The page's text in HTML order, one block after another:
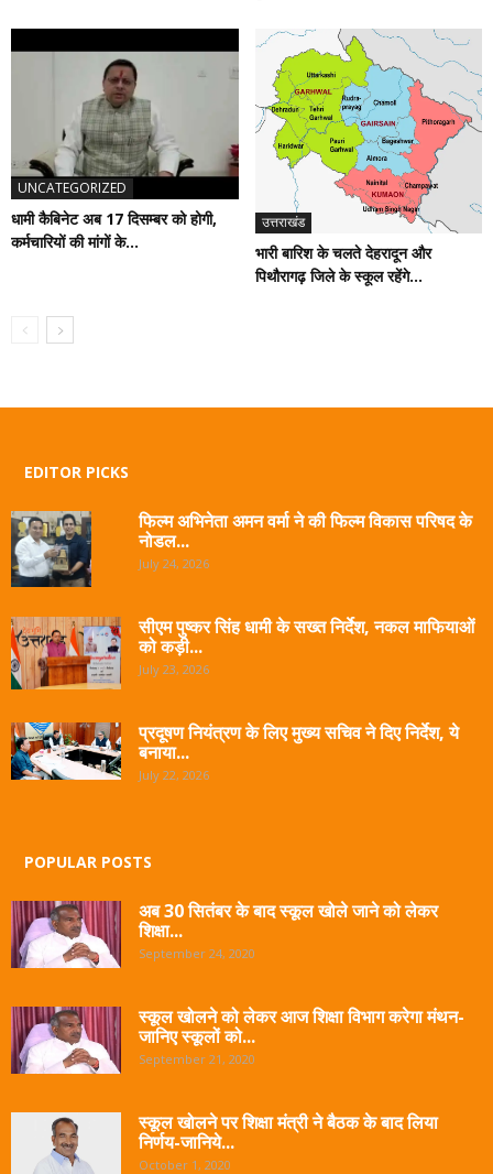
UNCATEGORIZED
धामी कैबिनेट अब 17 दिसम्बर को होगी,
कर्मचारियों की मांगों के...
उत्तराखंड
भारी बारिश के चलते देहरादून और
पिथौरागढ़ जिले के स्कूल रहेंगे...
EDITOR PICKS
फिल्म अभिनेता अमन वर्मा ने की फिल्म विकास परिषद के
नोडल...
July 24, 2026
सीएम पुष्कर सिंह धामी के सख्त निर्देश, नकल माफियाओं
को कड़ी...
July 23, 2026
प्रदूषण नियंत्रण के लिए मुख्य सचिव ने दिए निर्देश, ये
बनाया...
July 22, 2026
POPULAR POSTS
अब 30 सितंबर के बाद स्कूल खोले जाने को लेकर
शिक्षा...
September 24, 2020
स्कूल खोलने को लेकर आज शिक्षा विभाग करेगा मंथन-
जानिए स्कूलों को...
September 21, 2020
स्कूल खोलने पर शिक्षा मंत्री ने बैठक के बाद लिया
निर्णय-जानिये...
October 1, 2020